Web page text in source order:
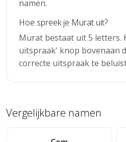
namen.
Hoe spreek je Murat uit?
Murat bestaat uit 5 letters.
uitspraak' knop bovenaan
correcte uitspraak te
Vergelijkbare namen